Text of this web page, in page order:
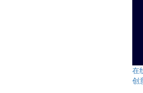
在
创